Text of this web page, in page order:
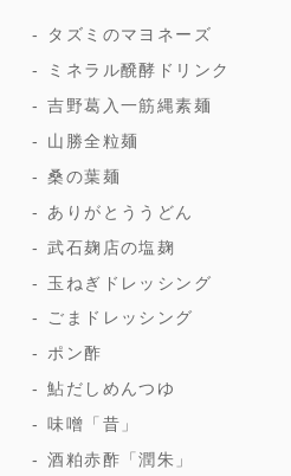
タズミのマヨネーズ
ミネラル醗酵ドリンク
吉野葛入一筋縄素麺
山勝全粒麺
桑の葉麺
ありがとううどん
武石麹店の塩麹
玉ねぎドレッシング
ごまドレッシング
ポン酢
鮎だしめんつゆ
味噌「昔」
酒粕赤酢「潤朱」